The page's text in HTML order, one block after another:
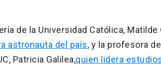
de la Universidad Católica, Matilde
astronauta del país, y la profesora
Patricia Galilea,quien lidera